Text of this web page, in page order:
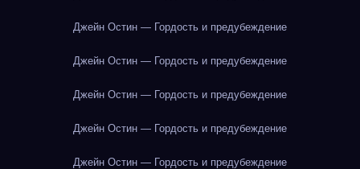
Джейн Остин — Гордость и предубеждение
Джейн Остин — Гордость и предубеждение
Джейн Остин — Гордость и предубеждение
Джейн Остин — Гордость и предубеждение
Джейн Остин — Гордость и предубеждение